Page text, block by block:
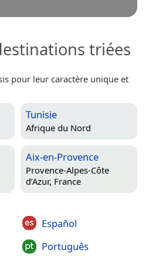
triées
pour leur caractère unique et
Tunisie
Afrique du Nord
Aix-en-Provence
Provence-Alpes-Côte
d’Azur, France
Español
Português